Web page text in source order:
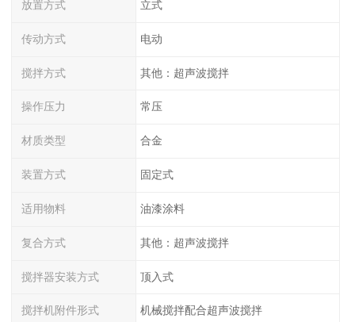
放置方式 立式
传动方式 电动
搅拌方式 其他：超声波搅拌
操作压力 常压
材质类型 合金
装置方式 固定式
适用物料 油漆涂料
复合方式 其他：超声波搅拌
搅拌器安装方式 顶入式
搅拌机附件形式 机械搅拌配合超声波搅拌